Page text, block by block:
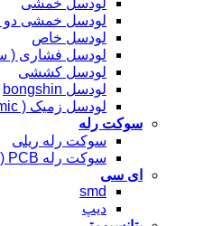
لودسل خمشی دو
لودسل خاص
لودسل فشاری (
لودسل کششی
لودسل bongshin
لودسل زمیک ( zemic )
سوکت رله
سوکت رله ریلی
سوکت رله PCB (سوزنی)
ای سی
smd
دیپ